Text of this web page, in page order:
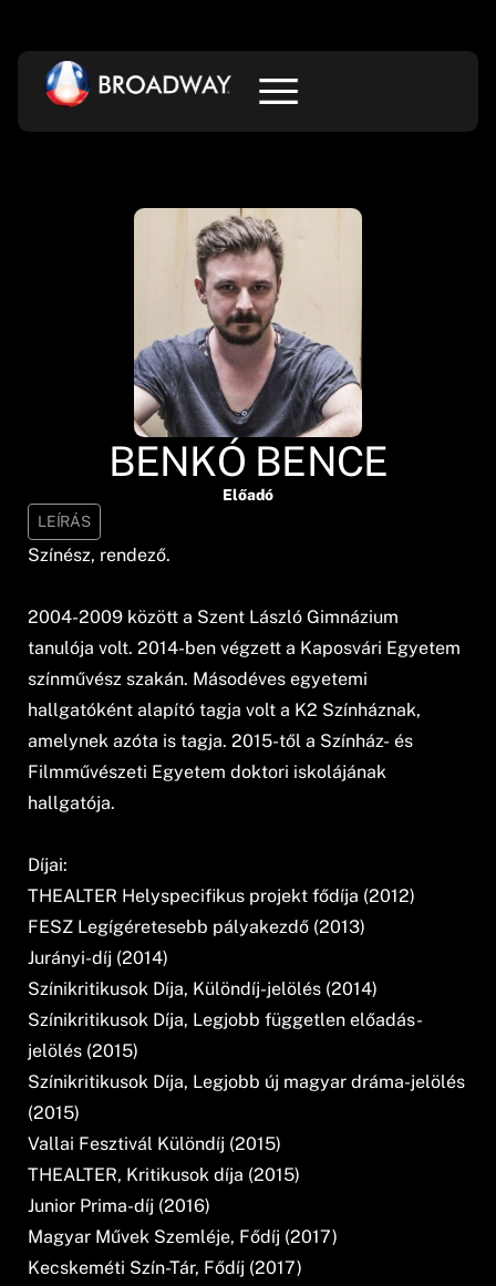
BENKÓ BENCE
Előadó
LEÍRÁS
Színész, rendező.
2004-2009 között a Szent László Gimnázium
tanulója volt. 2014-ben végzett a Kaposvári Egyetem
színművész szakán. Másodéves egyetemi
hallgatóként alapító tagja volt a K2 Színháznak,
amelynek azóta is tagja. 2015-től a Színház- és
Filmművészeti Egyetem doktori iskolájának
hallgatója.
Díjai:
THEALTER Helyspecifikus projekt fődíja (2012)
FESZ Legígéretesebb pályakezdő (2013)
Jurányi-díj (2014)
Színikritikusok Díja, Különdíj-jelölés (2014)
Színikritikusok Díja, Legjobb független előadás-
jelölés (2015)
Színikritikusok Díja, Legjobb új magyar dráma-jelölés
(2015)
Vallai Fesztivál Különdíj (2015)
THEALTER, Kritikusok díja (2015)
Junior Prima-díj (2016)
Magyar Művek Szemléje, Fődíj (2017)
Kecskeméti Szín-Tár, Fődíj (2017)